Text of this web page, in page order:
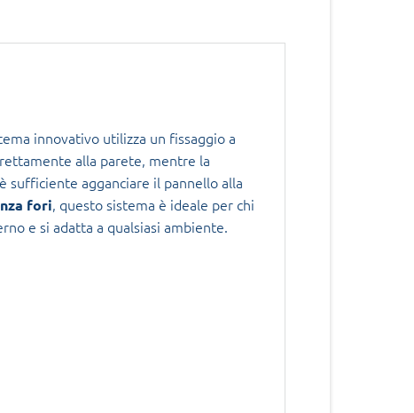
innovativo utilizza un fissaggio a
alla parete, mentre la
sufficiente agganciare il pannello alla
fori, questo sistema è ideale per chi
e si adatta a qualsiasi ambiente.